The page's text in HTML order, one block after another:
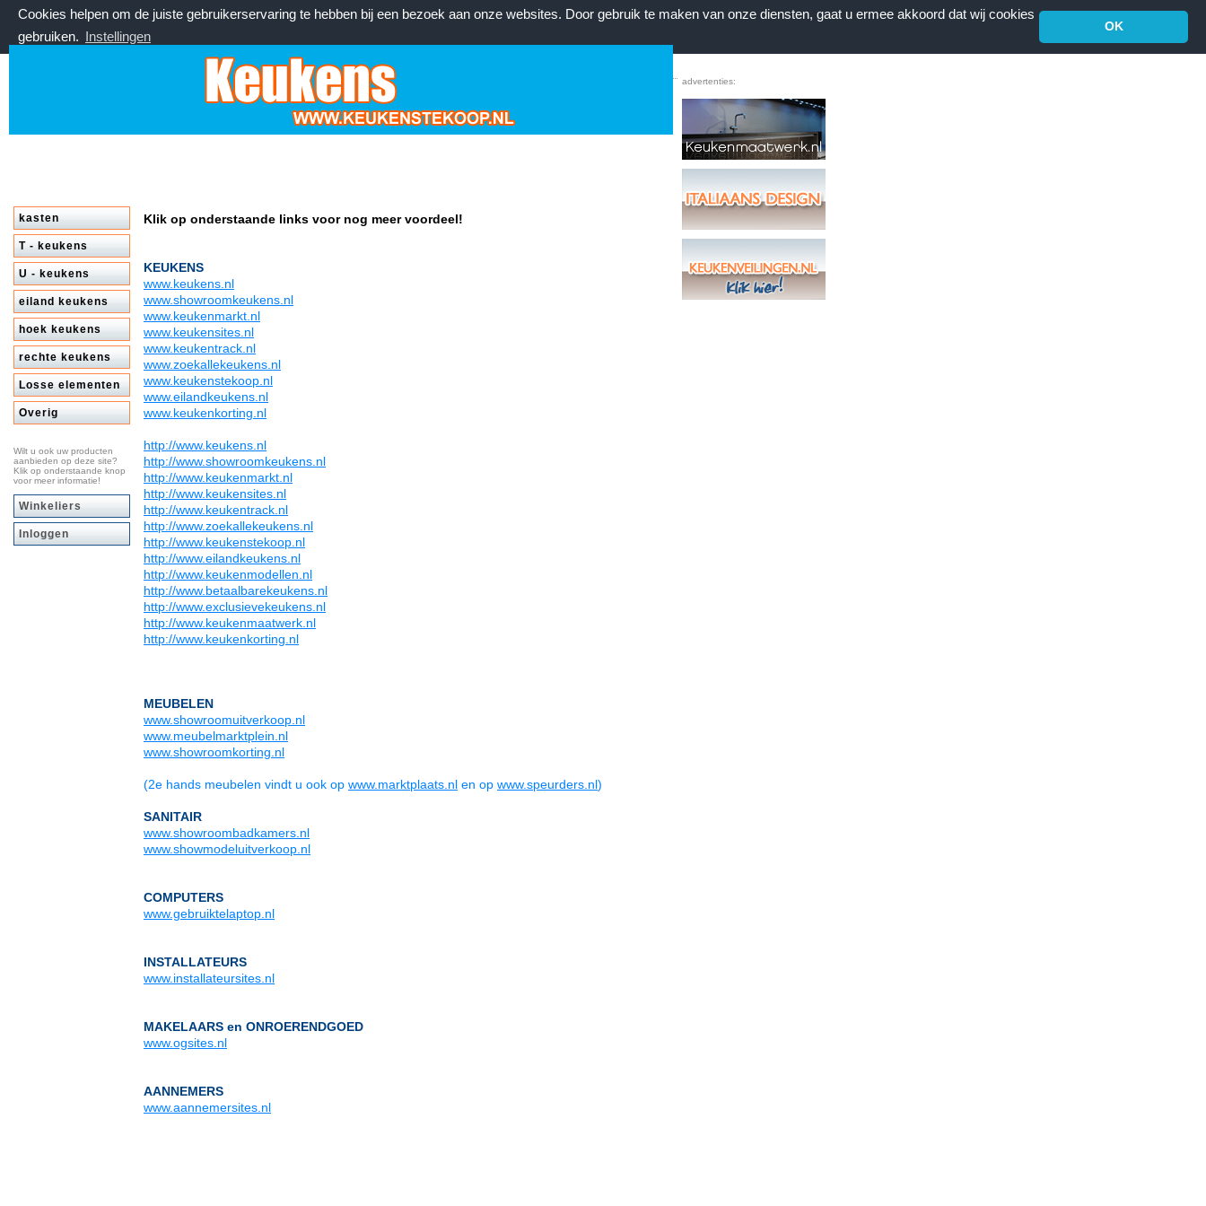
Cookies helpen om de juiste gebruikerservaring te hebben bij een bezoek aan onze websites. Door gebruik te maken van onze diensten, gaat u ermee akkoord dat wij cookies
gebruiken. Instellingen
OK
advertenties:
kasten
T - keukens
U - keukens
eiland keukens
hoek keukens
rechte keukens
Losse elementen
Overig
Wilt u ook uw producten
aanbieden op deze site?
Klik op onderstaande knop
voor meer informatie!
Winkeliers
Inloggen
Klik op onderstaande links voor nog meer voordeel!
KEUKENS
www.keukens.nl
www.showroomkeukens.nl
www.keukenmarkt.nl
www.keukensites.nl
www.keukentrack.nl
www.zoekallekeukens.nl
www.keukenstekoop.nl
www.eilandkeukens.nl
www.keukenkorting.nl
http://www.keukens.nl
http://www.showroomkeukens.nl
http://www.keukenmarkt.nl
http://www.keukensites.nl
http://www.keukentrack.nl
http://www.zoekallekeukens.nl
http://www.keukenstekoop.nl
http://www.eilandkeukens.nl
http://www.keukenmodellen.nl
http://www.betaalbarekeukens.nl
http://www.exclusievekeukens.nl
http://www.keukenmaatwerk.nl
http://www.keukenkorting.nl
MEUBELEN
www.showroomuitverkoop.nl
www.meubelmarktplein.nl
www.showroomkorting.nl
(2e hands meubelen vindt u ook op www.marktplaats.nl en op www.speurders.nl)
SANITAIR
www.showroombadkamers.nl
www.showmodeluitverkoop.nl
COMPUTERS
www.gebruiktelaptop.nl
INSTALLATEURS
www.installateursites.nl
MAKELAARS en ONROERENDGOED
www.ogsites.nl
AANNEMERS
www.aannemersites.nl